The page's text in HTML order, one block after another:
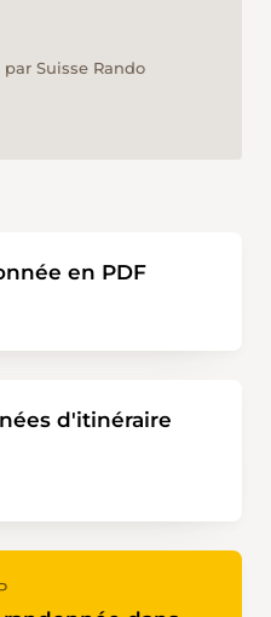
Suisse Rando
en PDF
d'itinéraire